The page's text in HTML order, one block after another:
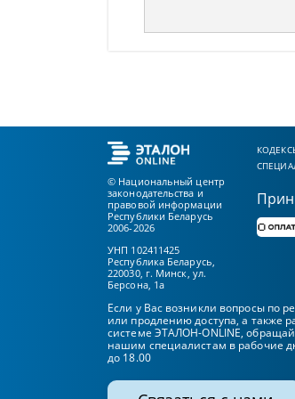
© Национальный центр
законодательства и
правовой информации
Республики Беларусь
2006-2026
УНП 102411425
Республика Беларусь,
220030, г. Минск, ул.
Берсона, 1а
Если у Вас возникли вопросы по
или продлению доступа, а также
системе ЭТАЛОН-ONLINE,
нашим специалистам в рабочие
до 18.00